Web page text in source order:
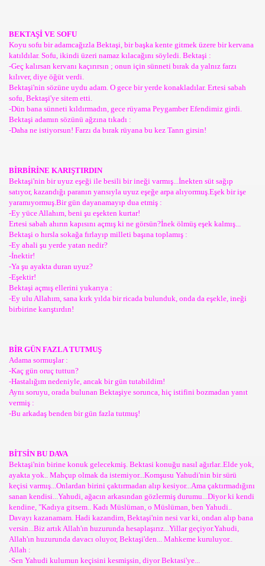
BEKTAŞİ VE SOFU
Koyu sofu bir adamcağızla Bektaşi, bir başka kente gitmek üzere bir kervana
katıldılar. Sofu, ikindi üzeri namaz kılacağını söyledi. Bektaşi :
-Geç kalırsan kervanı kaçırırsın ; onun için sünneti bırak da yalnız farzı
kılıver, diye öğüt verdi.
Bektaşi'nin sözüne uydu adam. O gece bir yerde konakladılar. Ertesi sabah
sofu, Bektaşi'ye sitem etti.
-Dün bana sünneti kıldırmadın, gece rüyama Peygamber Efendimiz girdi.
Bektaşi adamın sözünü ağzına tıkadı :
-Daha ne istiyorsun! Farzı da bırak rüyana bu kez Tanrı girsin!
BİRBİRİNE KARIŞTIRDIN
Bektaşi'nin bir uyuz eşeği ile besili bir ineği varmış...İnekten süt sağıp
satıyor, kazandığı paranın yarısıyla uyuz eşeğe arpa alıyormuş.Eşek bir işe
yaramıyormuş.Bir gün dayanamayıp dua etmiş :
-Ey yüce Allahım, beni şu eşekten kurtar!
Ertesi sabah ahırın kapısını açmış ki ne görsün?İnek ölmüş eşek kalmış...
Bektaşi o hırsla sokağa fırlayıp milleti başına toplamış :
-Ey ahali şu yerde yatan nedir?
-İnektir!
-Ya şu ayakta duran uyuz?
-Eşektir!
Bektaşi açmış ellerini yukarıya :
-Ey ulu Allahım, sana kırk yılda bir ricada bulunduk, onda da eşekle, ineği
birbirine karıştırdın!
BİR GÜN FAZLA TUTMUŞ
Adama sormuşlar :
-Kaç gün oruç tuttun?
-Hastalığım nedeniyle, ancak bir gün tutabildim!
Aynı soruyu, orada bulunan Bektaşiye sorunca, hiç istifini bozmadan yanıt
vermiş :
-Bu arkadaş benden bir gün fazla tutmuş!
BİTSİN BU DAVA
Bektaşi'nin birine konuk gelecekmiş. Bektasi konuğu nasıl ağırlar..Elde yok,
ayakta yok.. Mahçup olmak da istemiyor...Komşusu Yahudi'nin bir sürü
keçisi varmış...Onlardan birini çaktırmadan alıp kesiyor...Ama çaktırmadığını
sanan kendisi...Yahudi, ağacın arkasından gözlermiş durumu...Diyor ki kendi
kendine, "Kadıya gitsem.. Kadı Müslüman, o Müslüman, ben Yahudi..
Davayı kazanamam. Hadi kazandim, Bektaşi'nin nesi var ki, ondan alıp bana
versin...Biz artık Allah'ın huzurunda hesaplaşırız...Yillar geçiyor.Yahudi,
Allah'ın huzurunda davacı oluyor, Bektaşi'den... Mahkeme kuruluyor..
Allah :
-Sen Yahudi kulumun keçisini kesmişsin, diyor Bektasi'ye...